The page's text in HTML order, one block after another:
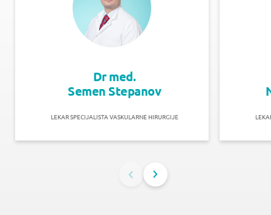
Dr med.
Semen Stepanov
LEKAR SPECIJALISTA VASKULARNE HIRURGIJE